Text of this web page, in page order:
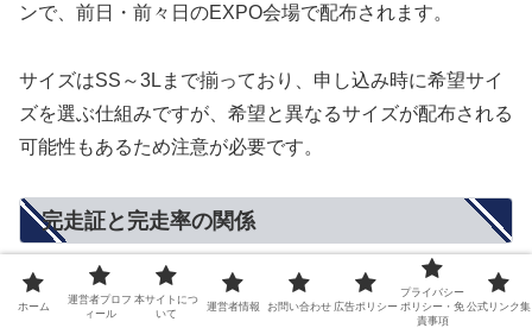
ンで、前日・前々日のEXPO会場で配布されます。
サイズはSS～3Lまで揃っており、申し込み時に希望サイ
ズを選ぶ仕組みですが、希望と異なるサイズが配布される
可能性もあるため注意が必要です。
完走証と完走率の関係
ホーム
運営者プロフ
ィール
本サイトにつ
いて
運営者情報 お問い合わせ 広告ポリシー
プライバシー
ポリシー・免
責事項
公式リンク集